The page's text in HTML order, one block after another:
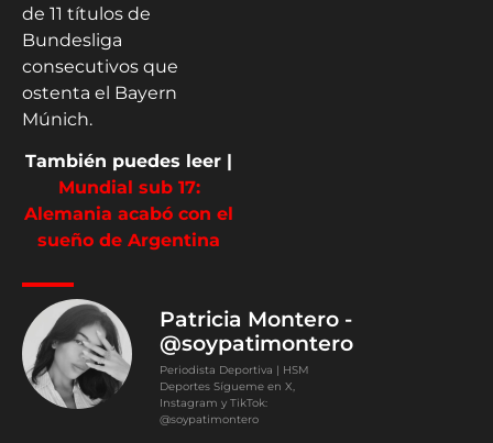
de 11 títulos de
Bundesliga
consecutivos que
ostenta el Bayern
Múnich.
También puedes leer |
Mundial sub 17:
Alemania acabó con el
sueño de Argentina
Patricia Montero -
@soypatimontero
Periodista Deportiva | HSM
Deportes Sígueme en X,
Instagram y TikTok:
@soypatimontero